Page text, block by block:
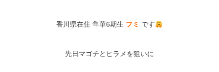
香川県在住 隼華6期生 フミ です
先日マゴチとヒラメを狙いに